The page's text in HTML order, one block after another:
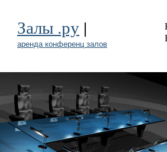
Залы .ру |
аренда конференц залов